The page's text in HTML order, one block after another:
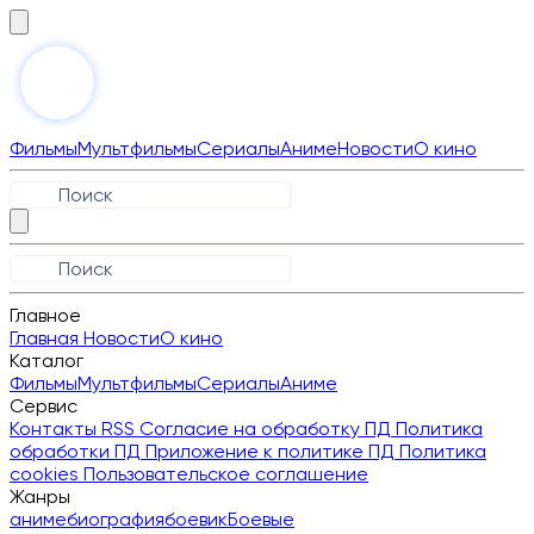
ФильмыМультфильмыСериалыАнимеНовостиО кино
Главное
Главная НовостиО кино
Каталог
ФильмыМультфильмыСериалыАниме
Сервис
Контакты RSS Согласие на обработку ПД Политика
обработки ПД Приложение к политике ПД Политика
cookies Пользовательское соглашение
Жанры
анимебиографиябоевикБоевые